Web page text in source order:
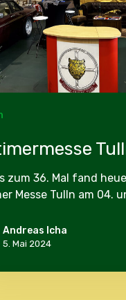
zum 36. Mal fand
Messe Tulln am 04.
Andreas Icha
5. Mai 2024